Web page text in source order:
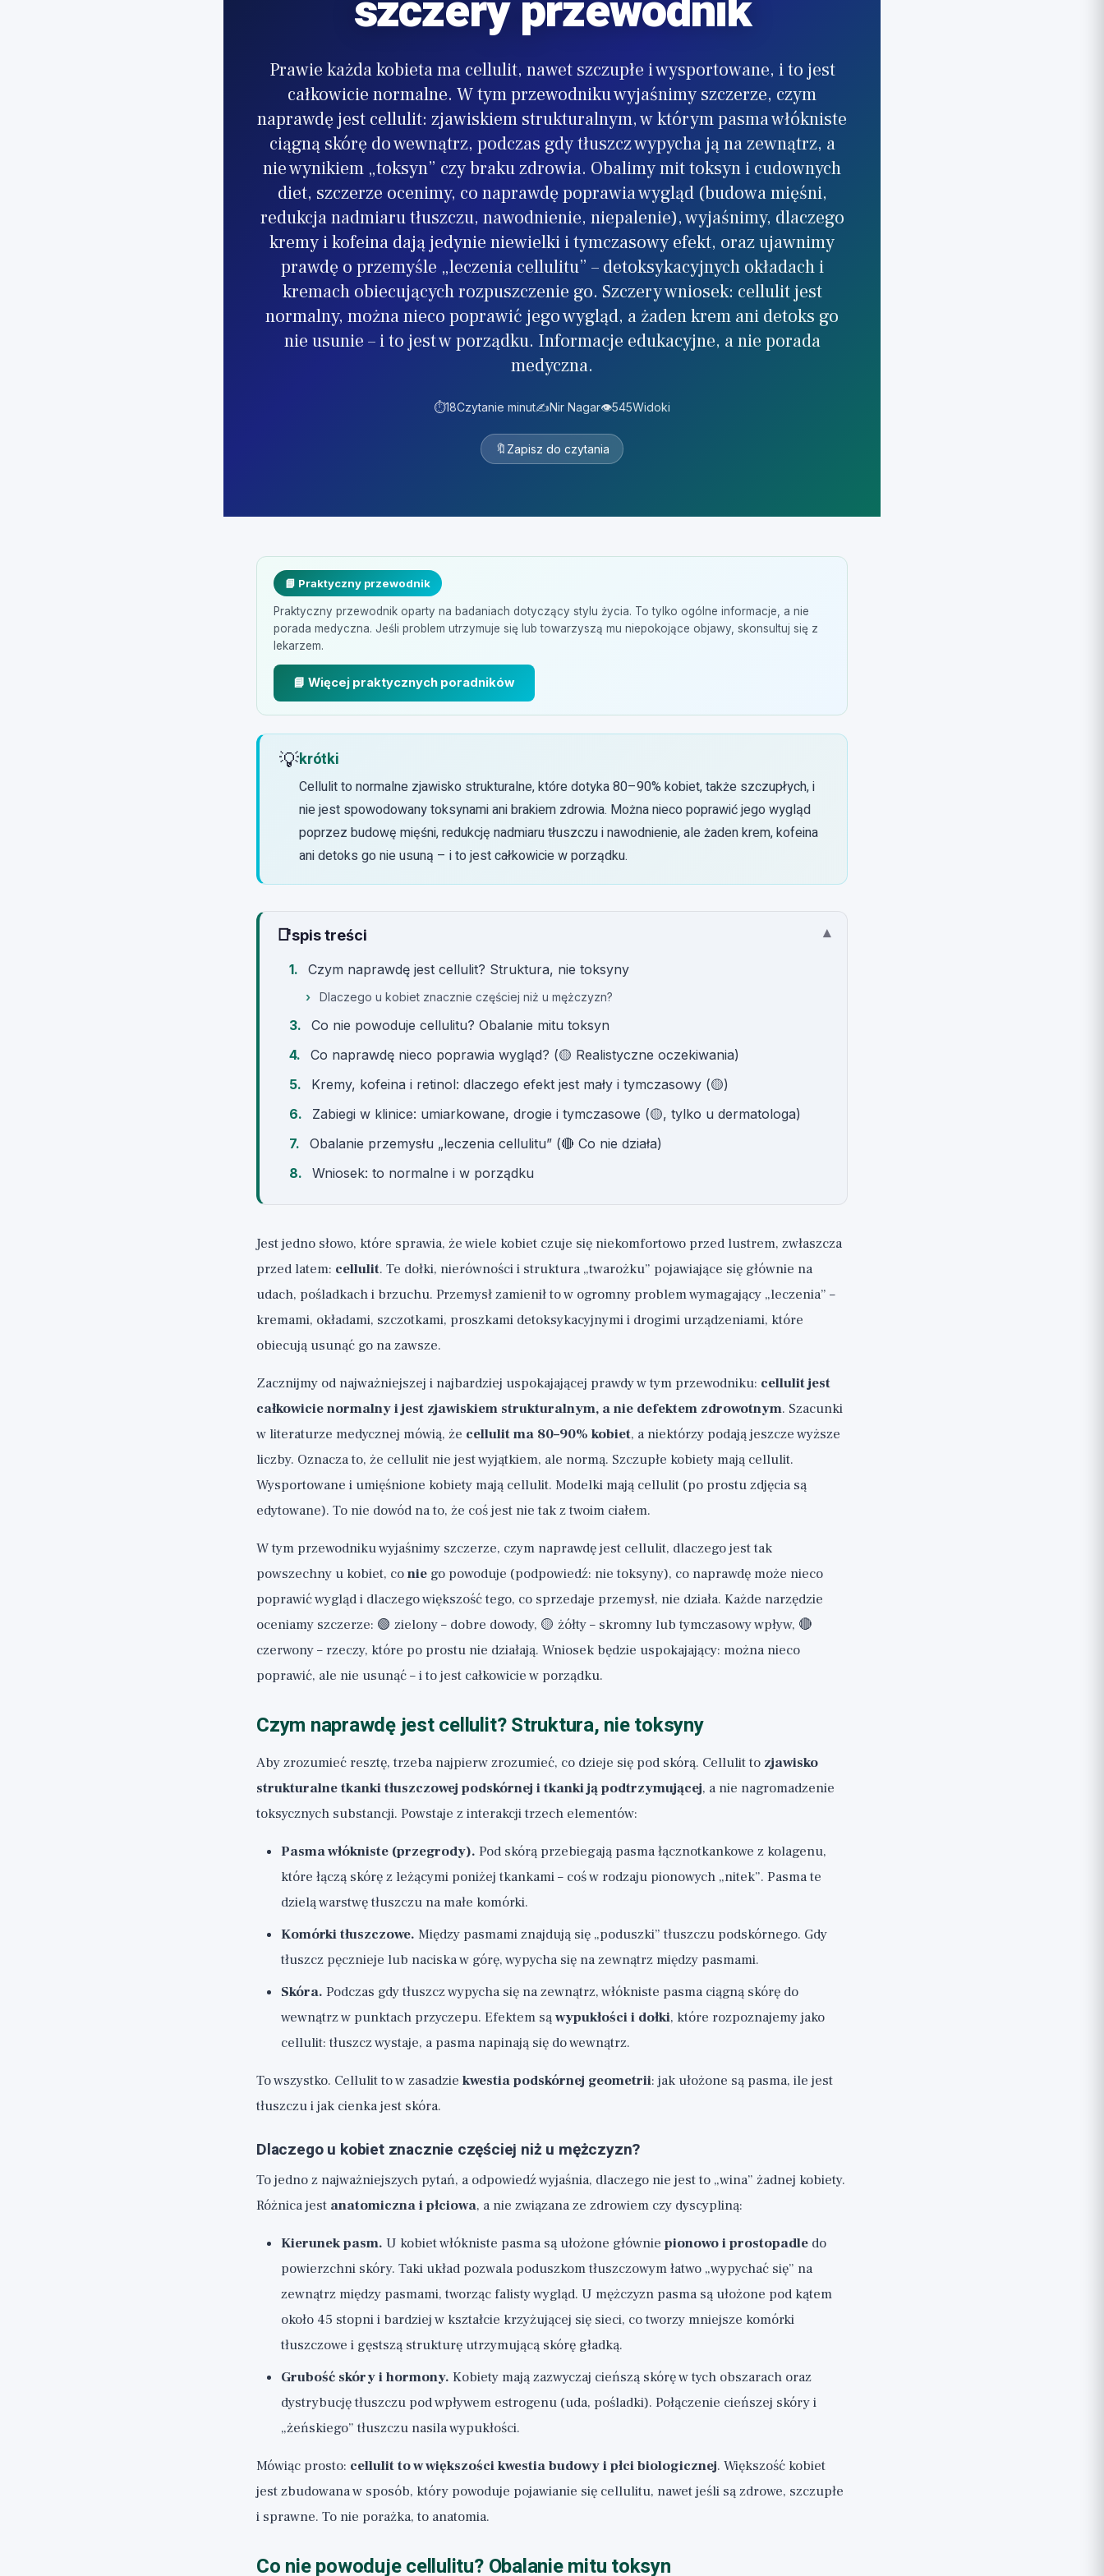
Prawie każda kobieta ma cellulit, nawet szczupłe i wysportowane, i to jest
całkowicie normalne. W tym przewodniku wyjaśnimy szczerze, czym
naprawdę jest cellulit: zjawiskiem strukturalnym, w którym pasma włókniste
ciągną skórę do wewnątrz, podczas gdy tłuszcz wypycha ją na zewnątrz, a
nie wynikiem „toksyn” czy braku zdrowia. Obalimy mit toksyn i cudownych
diet, szczerze ocenimy, co naprawdę poprawia wygląd (budowa mięśni,
redukcja nadmiaru tłuszczu, nawodnienie, niepalenie), wyjaśnimy, dlaczego
kremy i kofeina dają jedynie niewielki i tymczasowy efekt, oraz ujawnimy
prawdę o przemyśle „leczenia cellulitu” – detoksykacyjnych okładach i
kremach obiecujących rozpuszczenie go. Szczery wniosek: cellulit jest
normalny, można nieco poprawić jego wygląd, a żaden krem ani detoks go
nie usunie – i to jest w porządku. Informacje edukacyjne, a nie porada
medyczna.
⏱️18Czytanie minut✍️Nir Nagar👁️545Widoki
🔖 Zapisz do czytania
📘 Praktyczny przewodnik
Praktyczny przewodnik oparty na badaniach dotyczący stylu życia. To tylko ogólne informacje, a nie
porada medyczna. Jeśli problem utrzymuje się lub towarzyszą mu niepokojące objawy, skonsultuj się z
lekarzem.
📘 Więcej praktycznych poradników
💡krótki
Cellulit to normalne zjawisko strukturalne, które dotyka 80–90% kobiet, także szczupłych, i
nie jest spowodowany toksynami ani brakiem zdrowia. Można nieco poprawić jego wygląd
poprzez budowę mięśni, redukcję nadmiaru tłuszczu i nawodnienie, ale żaden krem, kofeina
ani detoks go nie usuną – i to jest całkowicie w porządku.
📑spis treści ▾
Czym naprawdę jest cellulit? Struktura, nie toksyny
Dlaczego u kobiet znacznie częściej niż u mężczyzn?
Co nie powoduje cellulitu? Obalanie mitu toksyn
Co naprawdę nieco poprawia wygląd? (🟡 Realistyczne oczekiwania)
Kremy, kofeina i retinol: dlaczego efekt jest mały i tymczasowy (🟡)
Zabiegi w klinice: umiarkowane, drogie i tymczasowe (🟡, tylko u dermatologa)
Obalanie przemysłu „leczenia cellulitu” (🔴 Co nie działa)
Wniosek: to normalne i w porządku
Jest jedno słowo, które sprawia, że wiele kobiet czuje się niekomfortowo przed lustrem, zwłaszcza
przed latem: cellulit. Te dołki, nierówności i struktura „twarożku” pojawiające się głównie na
udach, pośladkach i brzuchu. Przemysł zamienił to w ogromny problem wymagający „leczenia” –
kremami, okładami, szczotkami, proszkami detoksykacyjnymi i drogimi urządzeniami, które
obiecują usunąć go na zawsze.
Zacznijmy od najważniejszej i najbardziej uspokajającej prawdy w tym przewodniku: cellulit jest
całkowicie normalny i jest zjawiskiem strukturalnym, a nie defektem zdrowotnym. Szacunki
w literaturze medycznej mówią, że cellulit ma 80–90% kobiet, a niektórzy podają jeszcze wyższe
liczby. Oznacza to, że cellulit nie jest wyjątkiem, ale normą. Szczupłe kobiety mają cellulit.
Wysportowane i umięśnione kobiety mają cellulit. Modelki mają cellulit (po prostu zdjęcia są
edytowane). To nie dowód na to, że coś jest nie tak z twoim ciałem.
W tym przewodniku wyjaśnimy szczerze, czym naprawdę jest cellulit, dlaczego jest tak
powszechny u kobiet, conie go powoduje (podpowiedź: nie toksyny), co naprawdę może nieco
poprawić wygląd i dlaczego większość tego, co sprzedaje przemysł, nie działa. Każde narzędzie
oceniamy szczerze: 🟢 zielony – dobre dowody, 🟡 żółty – skromny lub tymczasowy wpływ, 🔴
czerwony – rzeczy, które po prostu nie działają. Wniosek będzie uspokajający: można nieco
poprawić, ale nie usunąć – i to jest całkowicie w porządku.
Czym naprawdę jest cellulit? Struktura, nie toksyny
Aby zrozumieć resztę, trzeba najpierw zrozumieć, co dzieje się pod skórą. Cellulit to zjawisko
strukturalne tkanki tłuszczowej podskórnej i tkanki ją podtrzymującej, a nie nagromadzenie
toksycznych substancji. Powstaje z interakcji trzech elementów:
Pasma włókniste (przegrody). Pod skórą przebiegają pasma łącznotkankowe z kolagenu,
które łączą skórę z leżącymi poniżej tkankami – coś w rodzaju pionowych „nitek”. Pasma te
dzielą warstwę tłuszczu na małe komórki.
Komórki tłuszczowe. Między pasmami znajdują się „poduszki” tłuszczu podskórnego. Gdy
tłuszcz pęcznieje lub naciska w górę, wypycha się na zewnątrz między pasmami.
Skóra. Podczas gdy tłuszcz wypycha się na zewnątrz, włókniste pasma ciągną skórę do
wewnątrz w punktach przyczepu. Efektem sąwypukłości i dołki, które rozpoznajemy jako
cellulit: tłuszcz wystaje, a pasma napinają się do wewnątrz.
To wszystko. Cellulit to w zasadzie kwestia podskórnej geometrii: jak ułożone są pasma, ile jest
tłuszczu i jak cienka jest skóra.
Dlaczego u kobiet znacznie częściej niż u mężczyzn?
To jedno z najważniejszych pytań, a odpowiedź wyjaśnia, dlaczego nie jest to „wina” żadnej kobiety.
Różnica jest anatomiczna i płciowa, a nie związana ze zdrowiem czy dyscypliną:
Kierunek pasm. U kobiet włókniste pasma są ułożone głównie pionowo i prostopadle do
powierzchni skóry. Taki układ pozwala poduszkom tłuszczowym łatwo „wypychać się” na
zewnątrz między pasmami, tworząc falisty wygląd. U mężczyzn pasma są ułożone pod kątem
około 45 stopni i bardziej w kształcie krzyżującej się sieci, co tworzy mniejsze komórki
tłuszczowe i gęstszą strukturę utrzymującą skórę gładką.
Grubość skóry i hormony. Kobiety mają zazwyczaj cieńszą skórę w tych obszarach oraz
dystrybucję tłuszczu pod wpływem estrogenu (uda, pośladki). Połączenie cieńszej skóry i
„żeńskiego” tłuszczu nasila wypukłości.
Mówiąc prosto: cellulit to w większości kwestia budowy i płci biologicznej. Większość kobiet
jest zbudowana w sposób, który powoduje pojawianie się cellulitu, nawet jeśli są zdrowe, szczupłe
i sprawne. To nie porażka, to anatomia.
Co nie powoduje cellulitu? Obalanie mitu toksyn